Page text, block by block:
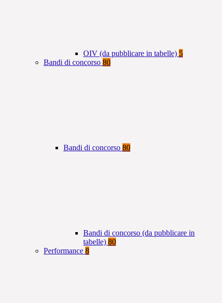
OIV (da pubblicare in tabelle) 5
Bandi di concorso 80
Bandi di concorso 80
Bandi di concorso (da pubblicare in
tabelle) 80
Performance 8